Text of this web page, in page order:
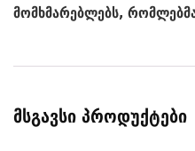
მომხმარებლებს,
მსგავსი პროდუქტები